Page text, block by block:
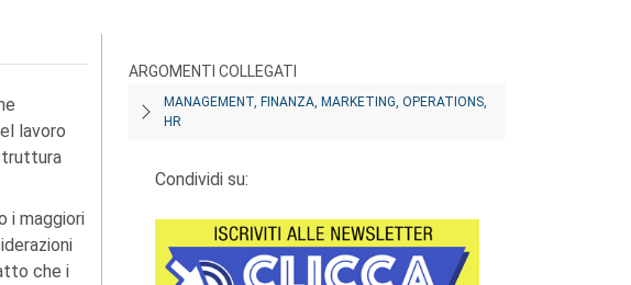
lavoro
i maggiori
che i
ARGOMENTI COLLEGATI
MANAGEMENT, FINANZA, MARKETING, OPERATIONS,
HR
Condividi su: